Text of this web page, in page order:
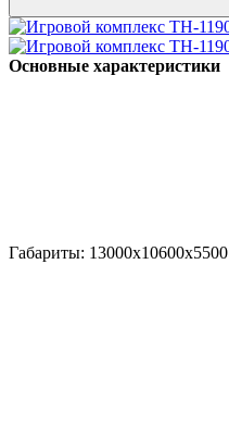
Основные характеристики
Габариты: 13000x10600x5500